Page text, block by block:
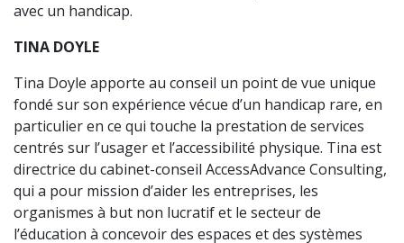
avec un handicap.
TINA DOYLE
Tina Doyle apporte au conseil un point de vue unique
fondé sur son expérience vécue d’un handicap rare, en
particulier en ce qui touche la prestation de services
centrés sur l’usager et l’accessibilité physique. Tina est
directrice du cabinet-conseil AccessAdvance Consulting,
qui a pour mission d’aider les entreprises, les
organismes à but non lucratif et le secteur de
l’éducation à concevoir des espaces et des systèmes